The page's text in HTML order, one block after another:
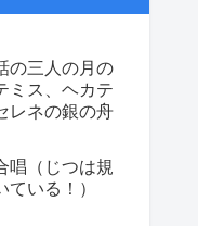
の三人の月の
ミス、ヘカテ
レネの銀の舟
唱（じつは規
いる！）